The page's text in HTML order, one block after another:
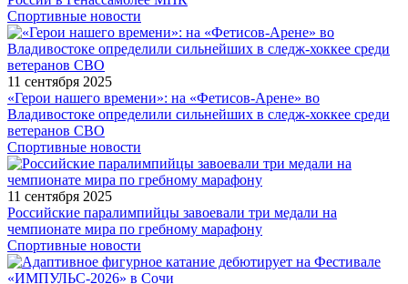
Спортивные новости
11 сентября 2025
«Герои нашего времени»: на «Фетисов-Арене» во
Владивостоке определили сильнейших в следж-хоккее среди
ветеранов СВО
Спортивные новости
11 сентября 2025
Российские паралимпийцы завоевали три медали на
чемпионате мира по гребному марафону
Спортивные новости